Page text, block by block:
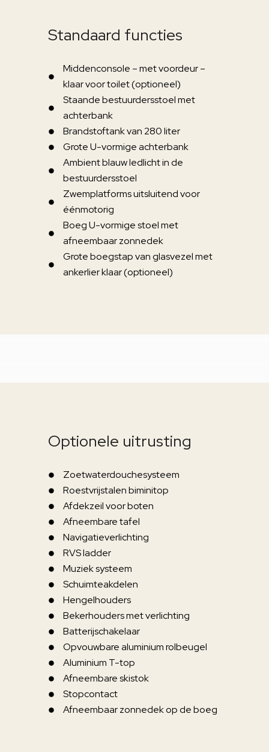
Standaard functies
Middenconsole – met voordeur –
klaar voor toilet (optioneel)
Staande bestuurdersstoel met
achterbank
Brandstoftank van 280 liter
Grote U-vormige achterbank
Ambient blauw ledlicht in de
bestuurdersstoel
Zwemplatforms uitsluitend voor
éénmotorig
Boeg U-vormige stoel met
afneembaar zonnedek
Grote boegstap van glasvezel met
ankerlier klaar (optioneel)
Optionele uitrusting
Zoetwaterdouchesysteem
Roestvrijstalen biminitop
Afdekzeil voor boten
Afneembare tafel
Navigatieverlichting
RVS ladder
Muziek systeem
Schuimteakdelen
Hengelhouders
Bekerhouders met verlichting
Batterijschakelaar
Opvouwbare aluminium rolbeugel
Aluminium T-top
Afneembare skistok
Stopcontact
Afneembaar zonnedek op de boeg